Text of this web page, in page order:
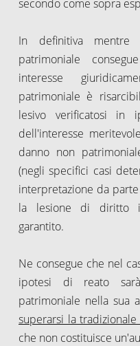
secondo come sopra
In definitiva
patrimoniale
interesse
patrimoniale è
lesivo verificatosi in
dell'interesse
danno non
(negli specifici casi
interpretazione da
la lesione di diritto
garantito.
Ne consegue che nel
ipotesi di reato
patrimoniale nella sua
superarsi la
che non costituisce